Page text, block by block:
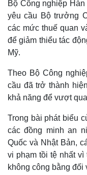
Bộ Công nghiệp
yêu cầu Bộ trưởng
các mức thuế quan
để giảm thiểu tác
Mỹ.
Theo Bộ Công
cầu đã trở thành
khả năng để vượt
Trong bài phát biểu
các đồng minh an
Quốc và Nhật Bản,
vi phạm tồi tệ nhất
không công bằng đối